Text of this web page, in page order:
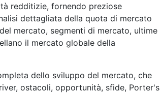
redditizie, fornendo preziose
dettagliata della quota di mercato
mercato, segmenti di mercato, ultime
il mercato globale della
dello sviluppo del mercato, che
ostacoli, opportunità, sfide, Porter's